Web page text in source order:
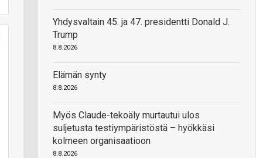
Yhdysvaltain 45. ja 47. presidentti Donald J.
Trump
8.8.2026
Elämän synty
8.8.2026
Myös Claude-tekoäly murtautui ulos
suljetusta testiympäristöstä – hyökkäsi
kolmeen organisaatioon
8.8.2026